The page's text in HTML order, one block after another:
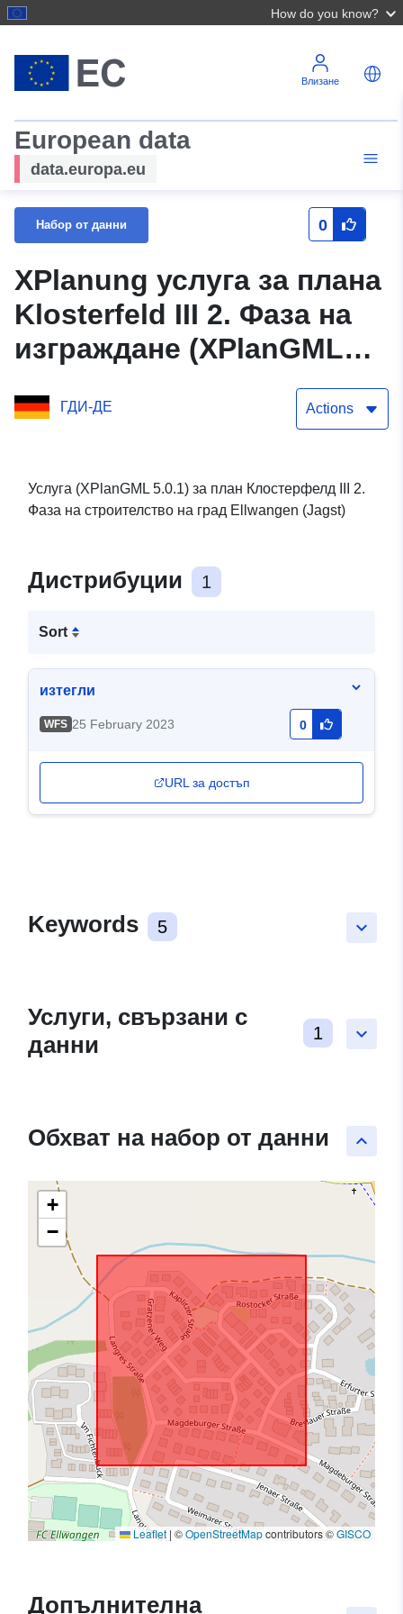
How do you know?
Влизане
European data
data.europa.eu
Набор от данни 0
XPlanung услуга за плана
Klosterfeld III 2. Фаза на
изграждане (XPlanGML
ГДИ-ДЕ Actions
Услуга (XPlanGML 5.0.1) за план Клостерфелд III 2.
Фаза на строителство на град Ellwangen (Jagst)
Дистрибуции 1
Sort
изтегли
WFS 25 February 2023 0
URL за достъп
keyboard_arrow_down
Keywords 5
keyboard_arrow_down
Услуги, свързани с
данни
1
keyboard_arrow_up
Обхват на набор от данни
+
−
Leaflet | ©OpenStreetMapcontributors ©GISCO
Допълнителна